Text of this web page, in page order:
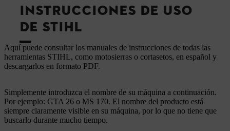
INSTRUCCIONES DE USO
DE STIHL
Aquí puede consultar los manuales de instrucciones de todas las
herramientas STIHL, como motosierras o cortasetos, en español y
descargarlos en formato PDF.
Simplemente introduzca el nombre de su máquina a continuación.
Por ejemplo: GTA 26 o MS 170. El nombre del producto está
siempre claramente visible en su máquina, por lo que no tiene que
buscarlo durante mucho tiempo.